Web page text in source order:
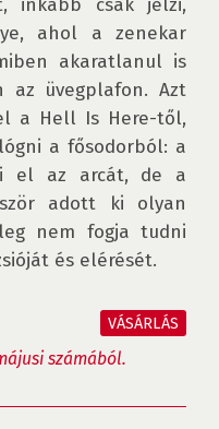
inkább csak jelzi,
ahol a zenekar
akaratlanul is
az üvegplafon. Azt
a Hell Is Here-től,
a fősodorból: a
el az arcát, de a
adott ki olyan
nem fogja tudni
és elérését.
VÁSÁRLÁS
számából.